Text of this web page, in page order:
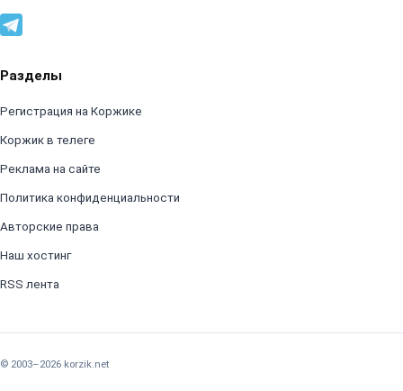
Разделы
Регистрация на Коржике
Коржик в телеге
Реклама на сайте
Политика конфиденциальности
Авторские права
Наш хостинг
RSS лента
© 2003–2026 korzik.net